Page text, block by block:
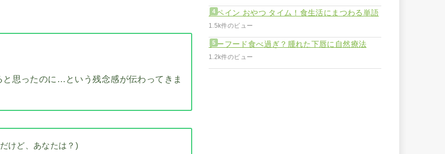
思ったのに…という残念感が伝わってきま
けど、あなたは？)
スペイン おやつ タイム！食生活にまつわる単語
1.5k件のビュー
シーフード食べ過ぎ？腫れた下唇に自然療法
1.2k件のビュー